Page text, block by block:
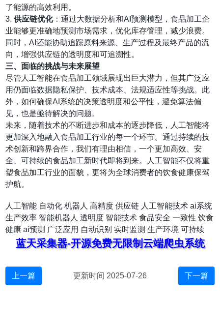
了能源的高效利用。
3.供应链优化：通过大数据分析和AI预测模型，食品加工企
业能够更准确地预测市场需求，优化库存管理，减少浪费。
同时，AI还能协助追踪原料来源、生产过程及最终产品的流
向，增强供应链的透明度和可追溯性。
三、面临的挑战与未来展望
尽管人工智能在食品加工领域展现出巨大潜力，但其广泛应
用仍面临数据隐私保护、技术成本、法规适应性等挑战。此
外，如何确保AI系统的决策透明度和公平性，避免算法偏
见，也是亟待解决的问题。
未来，随着技术的不断进步和成本的逐步降低，人工智能将
更加深入地融入食品加工行业的每一个环节。通过持续的技
术创新和跨界合作，我们有理由相信，一个更加高效、安
全、可持续的食品加工新时代即将到来。人工智能不仅将重
塑食品加工行业的面貌，更将为全球消费者的饮食健康保驾
护航。
人工智能 自动化 机器人 高精度 供应链 人工智能技术 ai系统
生产效率 智能机器人 透明度 智能技术 食品安全 一致性 饮食
健康 ai预测 广泛应用 自动识别 实时监测 生产环境 可持续
蓝天采集器-开源免费无限制云端爬虫系统
上一篇 更新时间 2025-07-26 下一篇